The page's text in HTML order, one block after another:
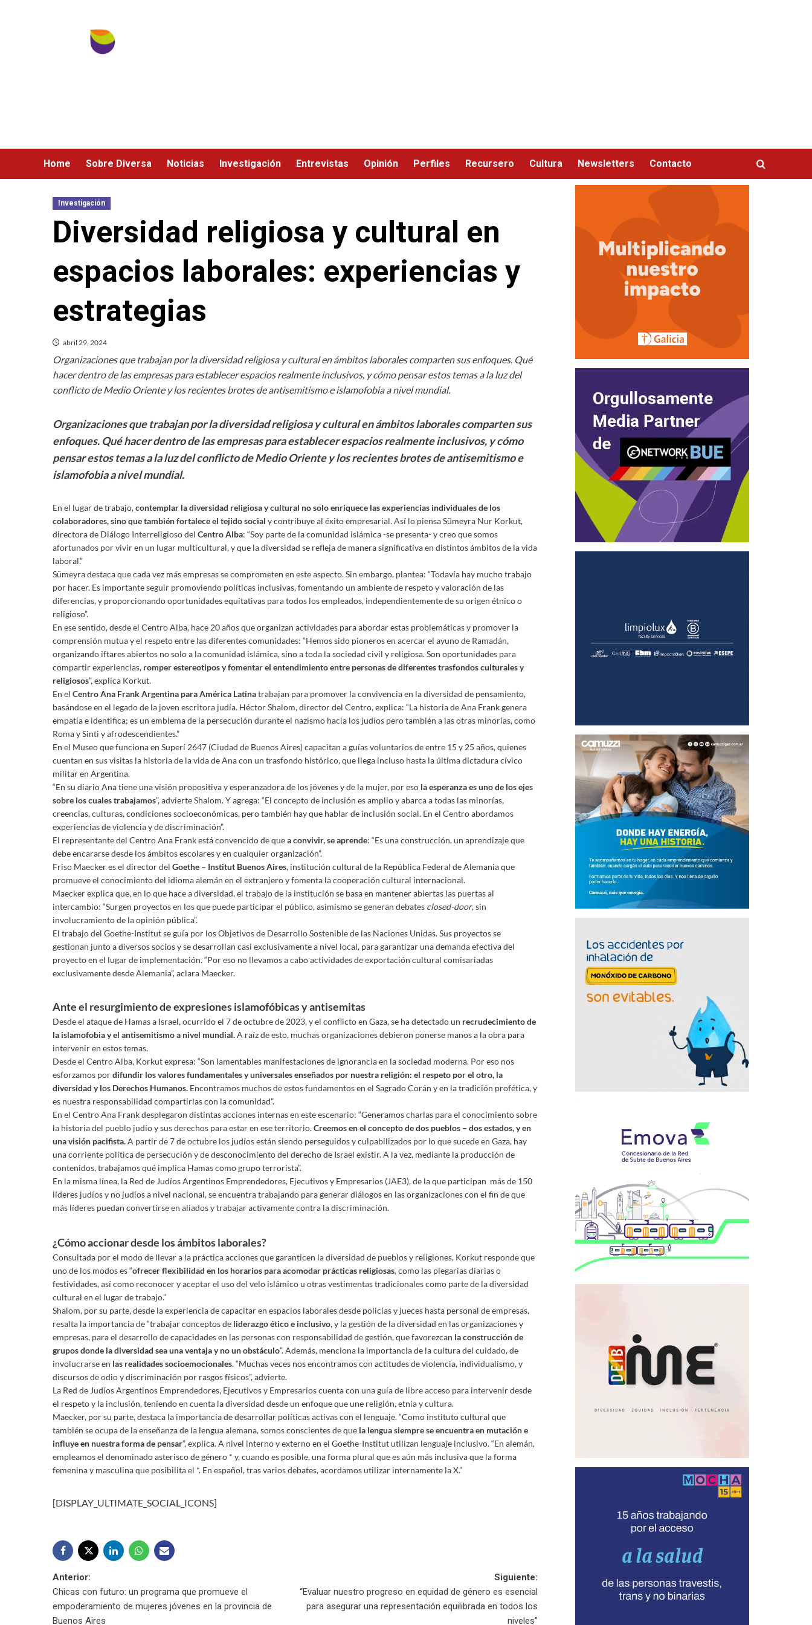
Home Sobre Diversa Noticias Investigación Entrevistas Opinión Perfiles Recursero Cultura Newsletters Contacto
Investigación
Diversidad religiosa y cultural en
espacios laborales: experiencias y
estrategias
abril 29, 2024
Organizaciones que trabajan por la diversidad religiosa y cultural en ámbitos laborales comparten sus enfoques. Qué
hacer dentro de las empresas para establecer espacios realmente inclusivos, y cómo pensar estos temas a la luz del
conflicto de Medio Oriente y los recientes brotes de antisemitismo e islamofobia a nivel mundial.
Organizaciones que trabajan por la diversidad religiosa y cultural en ámbitos laborales comparten sus
enfoques. Qué hacer dentro de las empresas para establecer espacios realmente inclusivos, y cómo
pensar estos temas a la luz del conflicto de Medio Oriente y los recientes brotes de antisemitismo e
islamofobia a nivel mundial.
En el lugar de trabajo,contemplar la diversidad religiosa y cultural no solo enriquece las experiencias individuales de los
colaboradores, sino que también fortalece el tejido social y contribuye al éxito empresarial. Así lo piensa Sümeyra Nur Korkut,
directora de Diálogo Interreligioso del Centro Alba: “Soy parte de la comunidad islámica -se presenta- y creo que somos
afortunados por vivir en un lugar multicultural, y que la diversidad se refleja de manera significativa en distintos ámbitos de la vida
laboral.”
Sümeyra destaca que cada vez más empresas se comprometen en este aspecto. Sin embargo, plantea: “Todavía hay mucho trabajo
por hacer. Es importante seguir promoviendo políticas inclusivas, fomentando un ambiente de respeto y valoración de las
diferencias, y proporcionando oportunidades equitativas para todos los empleados, independientemente de su origen étnico o
religioso”.
En ese sentido, desde el Centro Alba, hace 20 años que organizan actividades para abordar estas problemáticas y promover la
comprensión mutua y el respeto entre las diferentes comunidades: “Hemos sido pioneros en acercar el ayuno de Ramadán,
organizando iftares abiertos no solo a la comunidad islámica, sino a toda la sociedad civil y religiosa. Son oportunidades para
compartir experiencias, romper estereotipos yfomentar el entendimiento entre personas de diferentes trasfondos culturales y
religiosos”, explica Korkut.
En el Centro Ana Frank Argentina para América Latinatrabajan para promover la convivencia en la diversidad de pensamiento,
basándose en el legado de la joven escritora judía. Héctor Shalom, director del Centro, explica: “La historia de Ana Frank genera
empatía e identifica; es un emblema de la persecución durante el nazismo hacia los judíos pero también a las otras minorías, como
Roma y Sinti y afrodescendientes.”
En el Museo que funciona en Superí 2647 (Ciudad de Buenos Aires) capacitan a guías voluntarios de entre 15 y 25 años, quienes
cuentan en sus visitas la historia de la vida de Ana con un trasfondo histórico, que llega incluso hasta la última dictadura cívico
militar en Argentina.
“En su diario Ana tiene una visión propositiva y esperanzadora de los jóvenes y de la mujer, por eso la esperanza es uno de los ejes
sobre los cuales trabajamos”, advierte Shalom. Y agrega: “El concepto de inclusión es amplio y abarca a todas las minorías,
creencias, culturas, condiciones socioeconómicas, pero también hay que hablar de inclusión social. En el Centro abordamos
experiencias de violencia y de discriminación”.
El representante del Centro Ana Frank está convencido de quea convivir, se aprende: “Es una construcción, un aprendizaje que
debe encararse desde los ámbitos escolares y en cualquier organización”.
Friso Maecker es el director del Goethe – Institut Buenos Aires, institución cultural de la República Federal de Alemania que
promueve el conocimiento del idioma alemán en el extranjero y fomenta la cooperación cultural internacional.
Maecker explica que, en lo que hace a diversidad, el trabajo de la institución se basa en mantener abiertas las puertas al
intercambio: “Surgen proyectos en los que puede participar el público, asimismo se generan debates closed-door, sin
involucramiento de la opinión pública”.
El trabajo del Goethe-Institut se guía por los Objetivos de Desarrollo Sostenible de las Naciones Unidas. Sus proyectos se
gestionan junto a diversos socios y se desarrollan casi exclusivamente a nivel local, para garantizar una demanda efectiva del
proyecto en el lugar de implementación. “Por eso no llevamos a cabo actividades de exportación cultural comisariadas
exclusivamente desde Alemania”, aclara Maecker.
Ante el resurgimiento de expresiones islamofóbicas y antisemitas
Desde el ataque de Hamas a Israel, ocurrido el 7 de octubre de 2023, y el conflicto en Gaza, se ha detectado un recrudecimiento de
la islamofobia y el antisemitismo a nivel mundial.A raíz de esto, muchas organizaciones debieron ponerse manos a la obra para
intervenir en estos temas.
Desde el Centro Alba, Korkut expresa: “Son lamentables manifestaciones de ignorancia en la sociedad moderna. Por eso nos
esforzamos pordifundir los valores fundamentales y universales enseñados por nuestra religión: el respeto por el otro, la
diversidad y los Derechos Humanos. Encontramos muchos de estos fundamentos en el Sagrado Corán y en la tradición profética, y
es nuestra responsabilidad compartirlas con la comunidad”.
En el Centro Ana Frank desplegaron distintas acciones internas en este escenario: “Generamos charlas para el conocimiento sobre
la historia del pueblo judío y sus derechos para estar en ese territorio.Creemos en el concepto de dos pueblos – dos estados, y en
una visión pacifista.A partir de 7 de octubre los judíos están siendo perseguidos y culpabilizados por lo que sucede en Gaza, hay
una corriente política de persecución y de desconocimiento del derecho de Israel existir. A la vez, mediante la producción de
contenidos, trabajamos qué implica Hamas como grupo terrorista”.
En la misma línea, la Red de Judíos Argentinos Emprendedores, Ejecutivos y Empresarios (JAE3), de la que participan más de 150
líderes judíos y no judíos a nivel nacional, se encuentra trabajando para generar diálogos en las organizaciones con el fin de que
más líderes puedan convertirse en aliados y trabajar activamente contra la discriminación.
¿Cómo accionar desde los ámbitos laborales?
Consultada por el modo de llevar a la práctica acciones que garanticen la diversidad de pueblos y religiones, Korkut responde que
uno de los modos es “ofrecer flexibilidad en los horarios para acomodar prácticas religiosas, como las plegarias diarias o
festividades, así como reconocer y aceptar el uso del velo islámico u otras vestimentas tradicionales como parte de la diversidad
cultural en el lugar de trabajo.”
Shalom, por su parte, desde la experiencia de capacitar en espacios laborales desde policías y jueces hasta personal de empresas,
resalta la importancia de “trabajar conceptos de liderazgo ético e inclusivo, y la gestión de la diversidad en las organizaciones y
empresas, para el desarrollo de capacidades en las personas con responsabilidad de gestión, que favorezcan la construcción de
grupos donde la diversidad sea una ventaja y no un obstáculo”. Además, menciona la importancia de la cultura del cuidado, de
involucrarse en las realidades socioemocionales. “Muchas veces nos encontramos con actitudes de violencia, individualismo, y
discursos de odio y discriminación por rasgos físicos”, advierte.
La Red de Judíos Argentinos Emprendedores, Ejecutivos y Empresarios cuenta con unaguía de libre acceso para intervenir desde
el respeto y la inclusión, teniendo en cuenta la diversidad desde un enfoque que une religión, etnia y cultura.
Maecker, por su parte, destaca la importancia de desarrollar políticas activas con el lenguaje. “Como instituto cultural que
también se ocupa de la enseñanza de la lengua alemana, somos conscientes de que la lengua siempre se encuentra en mutación e
influye en nuestra forma de pensar”, explica. A nivel interno y externo en el Goethe-Institut utilizan lenguaje inclusivo. “En alemán,
empleamos el denominado asterisco de género * y, cuando es posible, una forma plural que es aún más inclusiva que la forma
femenina y masculina que posibilita el *. En español, tras varios debates, acordamos utilizar internamente la X.”
[DISPLAY_ULTIMATE_SOCIAL_ICONS]
Navegación
de
Anterior:
Chicas con futuro: un programa que promueve el
empoderamiento de mujeres jóvenes en la provincia de
Buenos Aires
Siguiente:
“Evaluar nuestro progreso en equidad de género es esencial
para asegurar una representación equilibrada en todos los
niveles”